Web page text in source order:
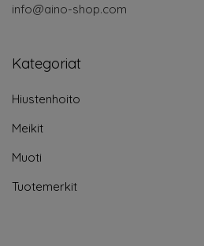
info@aino-shop.com
Kategoriat
Hiustenhoito
Meikit
Muoti
Tuotemerkit